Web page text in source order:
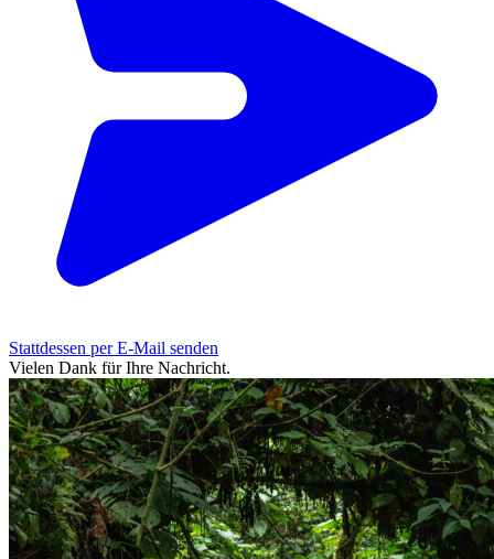
Stattdessen per E-Mail senden
Vielen Dank für Ihre Nachricht.